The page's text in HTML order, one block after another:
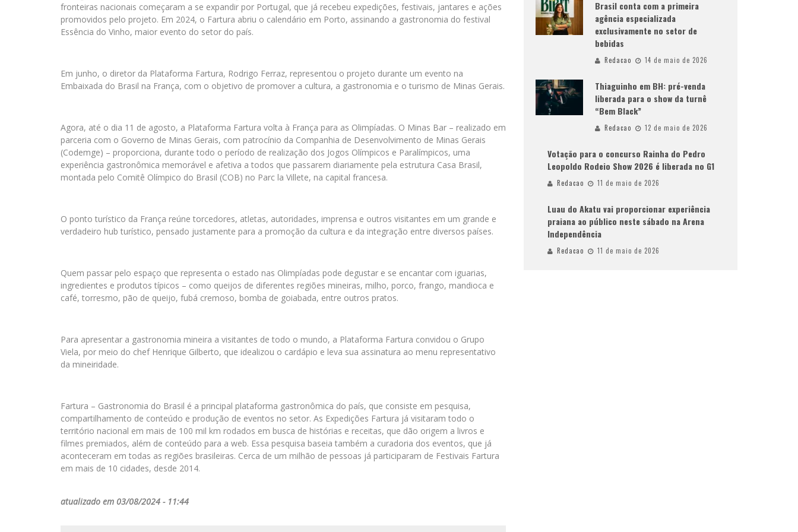
fronteiras nacionais começaram a se expandir por Portugal, que já recebeu expedições, festivais, jantares e ações
promovidos pelo projeto. Em 2024, o Fartura abriu o calendário em Porto, assinando a gastronomia do festival
Essência do Vinho, maior evento do setor do país.
Em junho, o diretor da Plataforma Fartura, Rodrigo Ferraz, representou o projeto durante um evento na
Embaixada do Brasil na França, com o objetivo de promover a cultura, a gastronomia e o turismo de Minas Gerais.
Agora, até o dia 11 de agosto, a Plataforma Fartura volta à França para as Olimpíadas. O Minas Bar – realizado em
parceria com o Governo de Minas Gerais, com patrocínio da Companhia de Desenvolvimento de Minas Gerais
(Codemge) – proporciona, durante todo o período de realização dos Jogos Olímpicos e Paralímpicos, uma
experiência gastronômica memorável e afetiva a todos que passarem diariamente pela estrutura Casa Brasil,
montada pelo Comitê Olímpico do Brasil (COB) no Parc la Villete, na capital francesa.
O ponto turístico da França reúne torcedores, atletas, autoridades, imprensa e outros visitantes em um grande e
verdadeiro hub turístico, pensado justamente para a promoção da cultura e da integração entre diversos países.
Quem passar pelo espaço que representa o estado nas Olimpíadas pode degustar e se encantar com iguarias,
ingredientes e produtos típicos – como queijos de diferentes regiões mineiras, milho, porco, frango, mandioca e
café, torresmo, pão de queijo, fubá cremoso, bomba de goiabada, entre outros pratos.
Para apresentar a gastronomia mineira a visitantes de todo o mundo, a Plataforma Fartura convidou o Grupo
Viela, por meio do chef Henrique Gilberto, que idealizou o cardápio e leva sua assinatura ao menu representativo
da mineiridade.
Fartura – Gastronomia do Brasil é a principal plataforma gastronômica do país, que consiste em pesquisa,
compartilhamento de conteúdo e produção de eventos no setor. As Expedições Fartura já visitaram todo o
território nacional em mais de 100 mil km rodados em busca de histórias e receitas, que dão origem a livros e
filmes premiados, além de conteúdo para a web. Essa pesquisa baseia também a curadoria dos eventos, que já
aconteceram em todas as regiões brasileiras. Cerca de um milhão de pessoas já participaram de Festivais Fartura
em mais de 10 cidades, desde 2014.
atualizado em 03/08/2024 - 11:44
Brasil conta com a primeira
agência especializada
exclusivamente no setor de
bebidas
Redacao 14 de maio de 2026
Thiaguinho em BH: pré-venda
liberada para o show da turnê
“Bem Black”
Redacao 12 de maio de 2026
Votação para o concurso Rainha do Pedro
Leopoldo Rodeio Show 2026 é liberada no G1
Redacao 11 de maio de 2026
Luau do Akatu vai proporcionar experiência
praiana ao público neste sábado na Arena
Independência
Redacao 11 de maio de 2026